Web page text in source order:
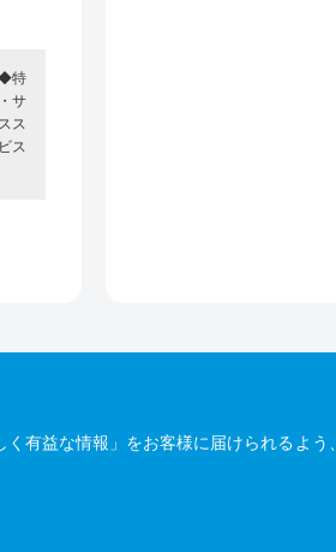
◆特
サ
ス
ス
有益な情報」をお客様に届けられるよう